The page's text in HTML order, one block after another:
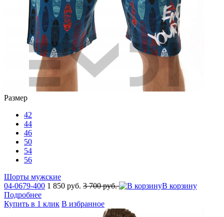
Размер
42
44
46
50
54
56
Шорты мужские
04-0679-400 1 850 руб. 3 700 руб.
В корзину
Подробнее
Купить в 1 клик В избранное